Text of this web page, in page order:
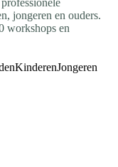
jongeren en ouders.
workshops en
KinderenJongeren